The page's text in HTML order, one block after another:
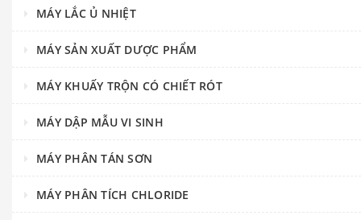
MÁY LẮC Ủ NHIỆT
MÁY SẢN XUẤT DƯỢC PHẨM
MÁY KHUẤY TRỘN CÓ CHIẾT RÓT
MÁY DẬP MẪU VI SINH
MÁY PHÂN TÁN SƠN
MÁY PHÂN TÍCH CHLORIDE